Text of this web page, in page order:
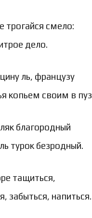
трогайся смело:
дело.
ль, французу
копьем своим в
благородный
турок безродный.
тащиться,
забыться,